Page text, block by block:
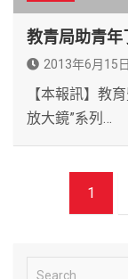
教青局助青年
2013年6月15日
【本報訊】教
放大鏡”系列…
1